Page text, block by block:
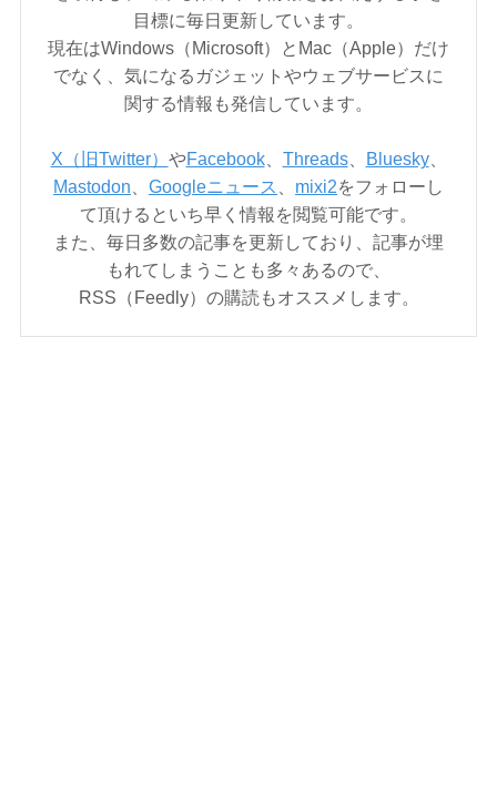
目標に毎日更新しています。
現在はWindows（Microsoft）とMac（Apple）だけ
でなく、気になるガジェットやウェブサービスに
関する情報も発信しています。
X（旧Twitter） やFacebook、 Threads、 Bluesky、
Mastodon
Googleニュース mixi2をフォローし
て頂けるといち早く情報を閲覧可能です。
また、毎日多数の記事を更新しており、記事が埋
もれてしまうことも多々あるので、
RSS（Feedly）の購読もオススメします。